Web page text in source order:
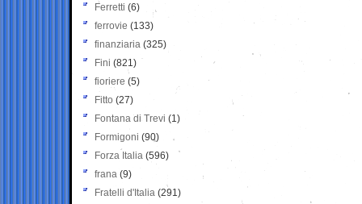
Ferretti (6)
ferrovie (133)
finanziaria (325)
Fini (821)
fioriere (5)
Fitto (27)
Fontana di Trevi (1)
Formigoni (90)
Forza Italia (596)
frana (9)
Fratelli d'Italia (291)